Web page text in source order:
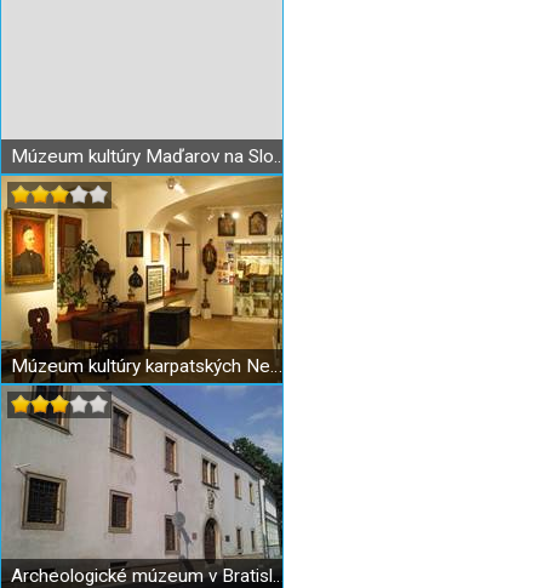
Múzeum kultúry Maďarov na Slovensku Bratislava
Múzeum kultúry karpatských Nemcov v Bratislave
Archeologické múzeum v Bratislave